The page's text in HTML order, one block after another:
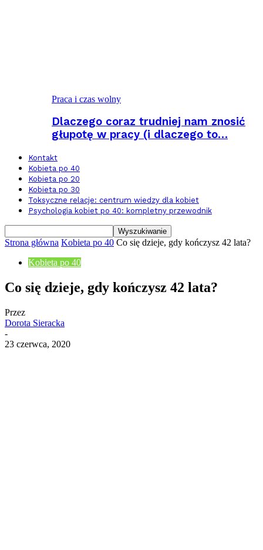
Praca i czas wolny
Dlaczego coraz trudniej nam znosić
głupotę w pracy (i dlaczego to…
Kontakt
Kobieta po 40
Kobieta po 20
Kobieta po 30
Toksyczne relacje: centrum wiedzy dla kobiet
Psychologia kobiet po 40: kompletny przewodnik
Strona główna Kobieta po 40 Co się dzieje, gdy kończysz 42 lata?
Kobieta po 40
Co się dzieje, gdy kończysz 42 lata?
Przez
Dorota Sieracka
-
23 czerwca, 2020